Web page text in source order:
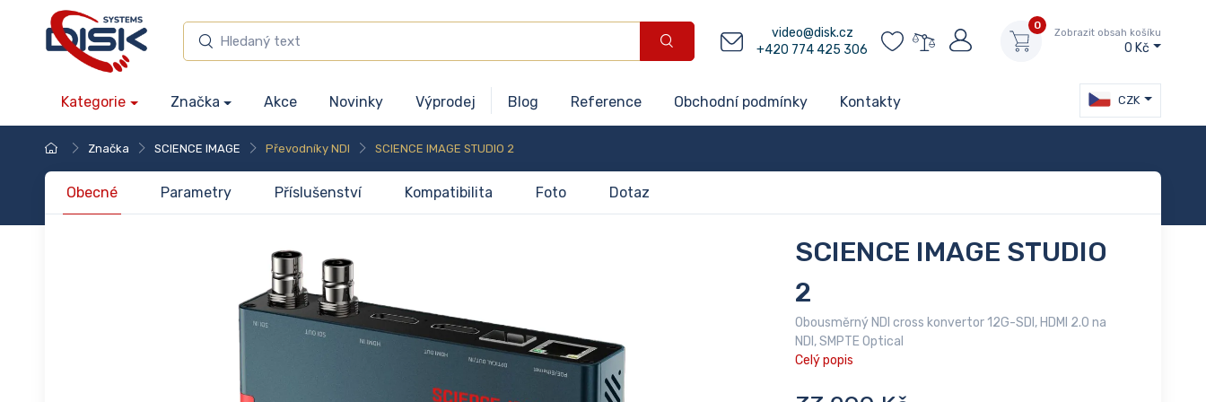
video@disk.cz
+420 774 425 306
0
Zobrazit obsah košíku
0 Kč
Kategorie Značka Akce Novinky Výprodej Blog Reference Obchodní podmínky Kontakty CZK
Značka SCIENCE IMAGE Převodníky NDI SCIENCE IMAGE STUDIO 2
Obecné Parametry Příslušenství Kompatibilita Foto Dotaz
SCIENCE IMAGE STUDIO
2
Obousměrný NDI cross konvertor 12G-SDI, HDMI 2.0 na
NDI, SMPTE Optical
Celý popis